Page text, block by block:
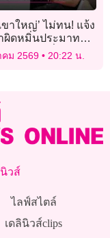
ขาใหญ่’ ไม่ทน! แจ้ง
ผิดหมิ่นประมาท
จิตอาสาเพื่อผู้
ยากรประเทศไทย
คม 2569 20:22 น.
วส์
ไลฟ์สไตล์
เดลินิวส์clips